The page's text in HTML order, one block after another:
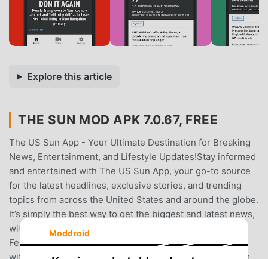
Explore this article
THE SUN MOD APK 7.0.67, FREE
The US Sun App - Your Ultimate Destination for Breaking
News, Entertainment, and Lifestyle Updates!Stay informed
and entertained with The US Sun App, your go-to source
for the latest headlines, exclusive stories, and trending
topics from across the United States and around the globe.
It’s simply the best way to get the biggest and latest news,
with live videos and stories as they break.Key
Features:Breaking News Alerts: Stay ahead of the curve
Moddroid